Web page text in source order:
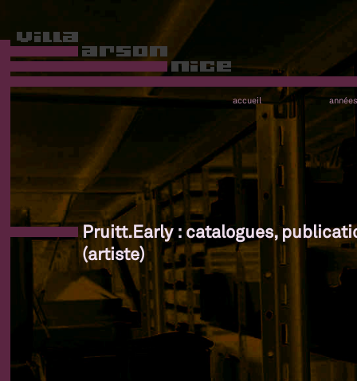
accueil années
Pruitt.Early : catalogues,
(artiste)